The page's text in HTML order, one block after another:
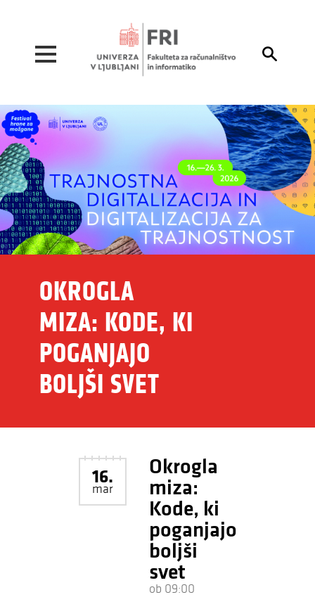

OKROGLA
MIZA: KODE, KI
POGANJAJO
BOLJŠI SVET
16.
mar
Okrogla
miza:
Kode, ki
poganjajo
boljši
svet
ob 09:00